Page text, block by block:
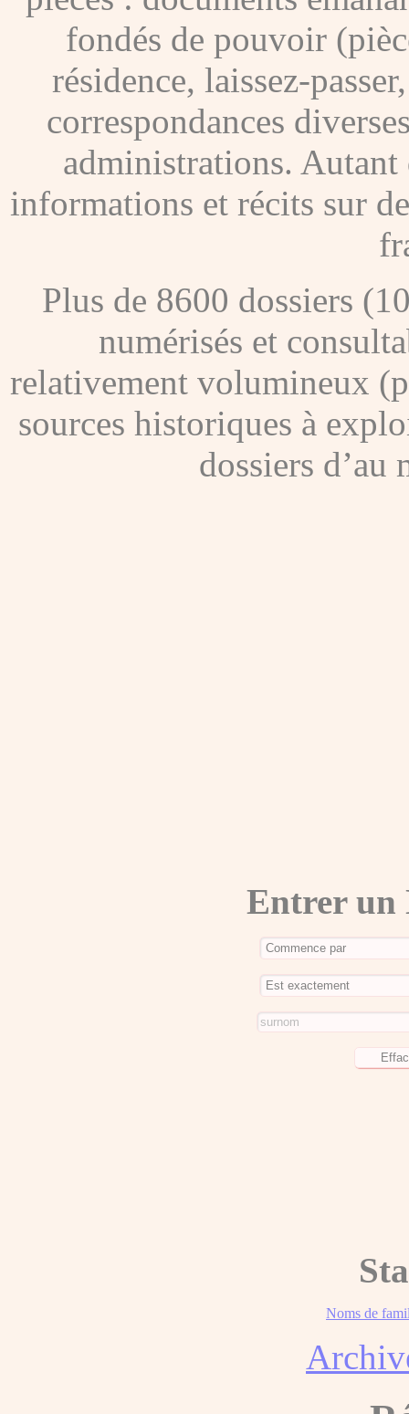
fondés de pouvoir
résidence, laissez-
correspondances
administrations. Autant
informations et récits sur
Plus de 8600 dossiers
numérisés et
relativement volumineux
sources historiques à
dossiers d’au
Entrer un
Noms de